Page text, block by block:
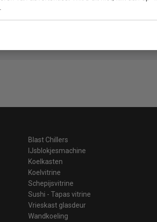
Blast Chillers
IJsblokjesmachine
Koelkasten
Koelvitrine
Schepijsvitrine
Sushi - Tapas vitrine
Vrieskast glasdeur
Wandkoeling